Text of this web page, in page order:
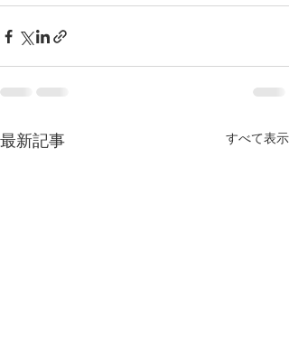
最新記事 すべて表示